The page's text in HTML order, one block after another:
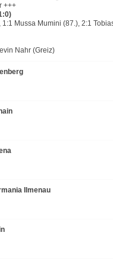
+++
Mussa Mumini (87.), 2:1
Nahr (Greiz)
Ilmenau